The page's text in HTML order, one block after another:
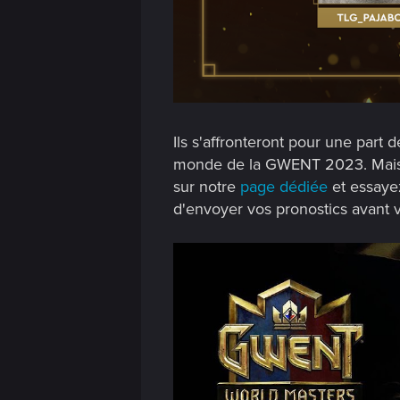
Ils s'affronteront pour une part
monde de la GWENT 2023.
sur notre page dédiée et
d'envoyer vos pronostics avant